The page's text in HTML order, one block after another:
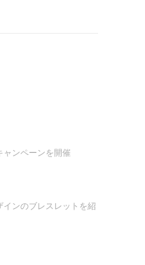
ャンペーンを開催
ンのブレスレットを紹